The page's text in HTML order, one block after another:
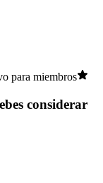
para miembros
considerar